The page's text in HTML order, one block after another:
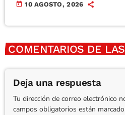
today 10 AGOSTO, 2026
COMENTARIOS DE
Deja una respuesta
Tu dirección de correo electrónico
campos obligatorios están